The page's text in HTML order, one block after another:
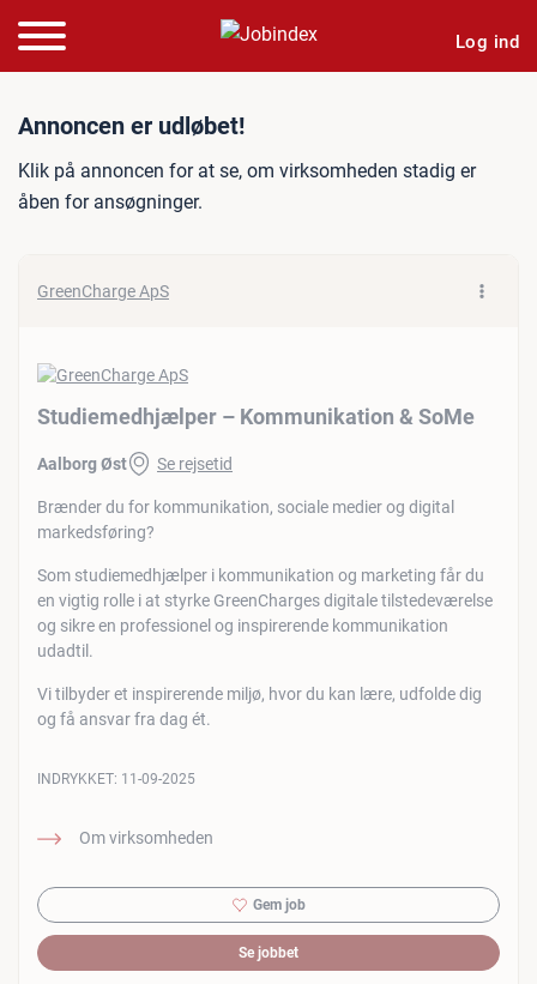
Log ind
Jobannonce:
Annoncen er udløbet!
Klik på annoncen for at se, om virksomheden stadig er
åben for ansøgninger.
GreenCharge ApS
Studiemedhjælper – Kommunikation & SoMe
Aalborg Øst Se rejsetid
Brænder du for kommunikation, sociale medier og digital
markedsføring?
Som studiemedhjælper i kommunikation og marketing får du
en vigtig rolle i at styrke GreenCharges digitale tilstedeværelse
og sikre en professionel og inspirerende kommunikation
udadtil.
Vi tilbyder et inspirerende miljø, hvor du kan lære, udfolde dig
og få ansvar fra dag ét.
Om virksomheden
INDRYKKET: 11-09-2025
Gem job
Se jobbet